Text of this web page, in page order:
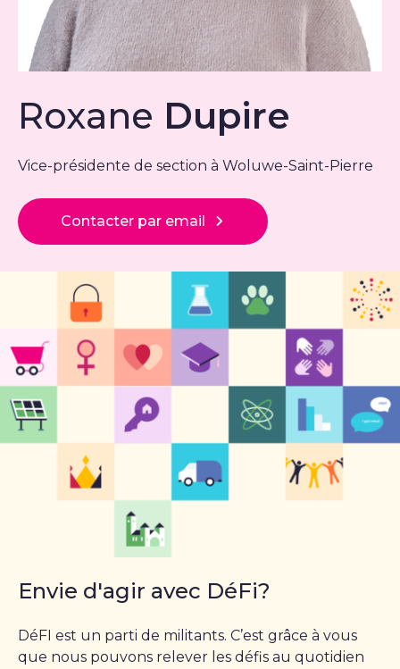
Roxane Dupire
Vice-présidente de section à Woluwe-Saint-Pierre
Contacter par email
Envie d'agir avec DéFi?
DéFI est un parti de militants. C’est grâce à vous
que nous pouvons relever les défis au quotidien